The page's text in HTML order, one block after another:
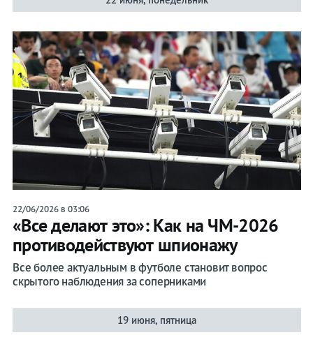
22/06/2026 в 03:06
«Все делают это»: Как на ЧМ-2026
противодействуют шпионажу
Все более актуальным в футболе становит вопрос
скрытого наблюдения за соперниками
19 июня, пятница
на спорт
Букмекеры
Хоккей
Теннис
Прочие
Игры